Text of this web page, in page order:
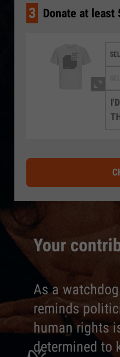
Your
As a
reminds
human rights
determined to
3 Donate at